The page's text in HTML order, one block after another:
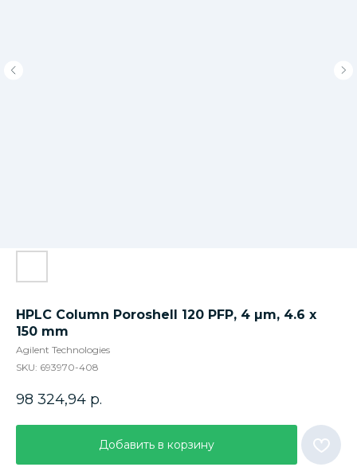
HPLC Column Poroshell 120 PFP, 4 µm, 4.6 x
150 mm
Agilent Technologies
SKU: 693970-408
98 324,94 р.
Добавить в корзину